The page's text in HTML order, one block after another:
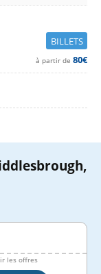
BILLETS
à partir de 80€
les offres